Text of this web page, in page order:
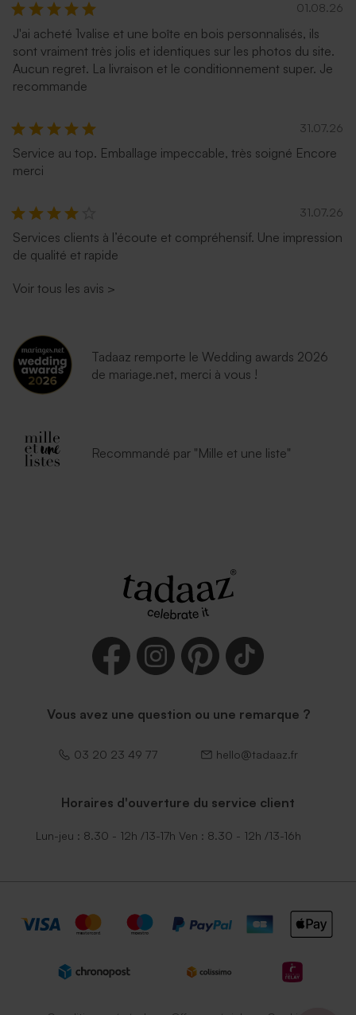
01.08.26
J'ai acheté 1valise et une boîte en bois personnalisés, ils
sont vraiment très jolis et identiques sur les photos du site.
Aucun regret. La livraison et le conditionnement super. Je
recommande
31.07.26
Service au top. Emballage impeccable, très soigné Encore
merci
31.07.26
Services clients à l’écoute et compréhensif. Une impression
de qualité et rapide
Voir tous les avis >
Tadaaz remporte le Wedding awards 2026
de mariage.net, merci à vous !
Recommandé par "Mille et une liste"
Vous avez une question ou une remarque ?
03 20 23 49 77 hello@tadaaz.fr
Horaires d'ouverture du service client
Lun-jeu : 8.30 - 12h /13-17h Ven : 8.30 - 12h /13-16h